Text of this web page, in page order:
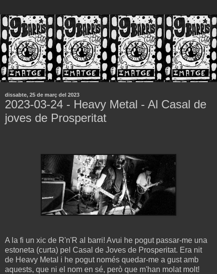
dissabte, 25 de març del 2023
2023-03-24 - Heavy Metal - Al Casal de
joves de Prosperitat
A la fi un xic de R'n'R al barri! Avui he pogut passar-me una
estoneta (curta) pel Casal de Joves de Prosperitat. Era nit
de Heavy Metal i he pogut només quedar-me a gust amb
aquests, que ni el nom en sé, però que m'han molat molt!